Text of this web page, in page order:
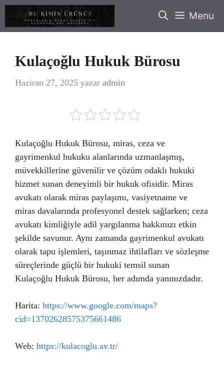
İçeriğe
Menu
Kulaçoğlu Hukuk Bürosu
Haziran 27, 2025 yazar admin
Kulaçoğlu Hukuk Bürosu, miras, ceza ve
gayrimenkul hukuku alanlarında uzmanlaşmış,
müvekkillerine güvenilir ve çözüm odaklı hukuki
hizmet sunan deneyimli bir hukuk ofisidir. Miras
avukatı olarak miras paylaşımı, vasiyetname ve
miras davalarında profesyonel destek sağlarken; ceza
avukatı kimliğiyle adil yargılanma hakkınızı etkin
şekilde savunur. Aynı zamanda gayrimenkul avukatı
olarak tapu işlemleri, taşınmaz ihtilafları ve sözleşme
süreçlerinde güçlü bir hukuki temsil sunan
Kulaçoğlu Hukuk Bürosu, her adımda yanınızdadır.
Harita: https://www.google.com/maps?
cid=13702628575375661486
Web: https://kulacoglu.av.tr/